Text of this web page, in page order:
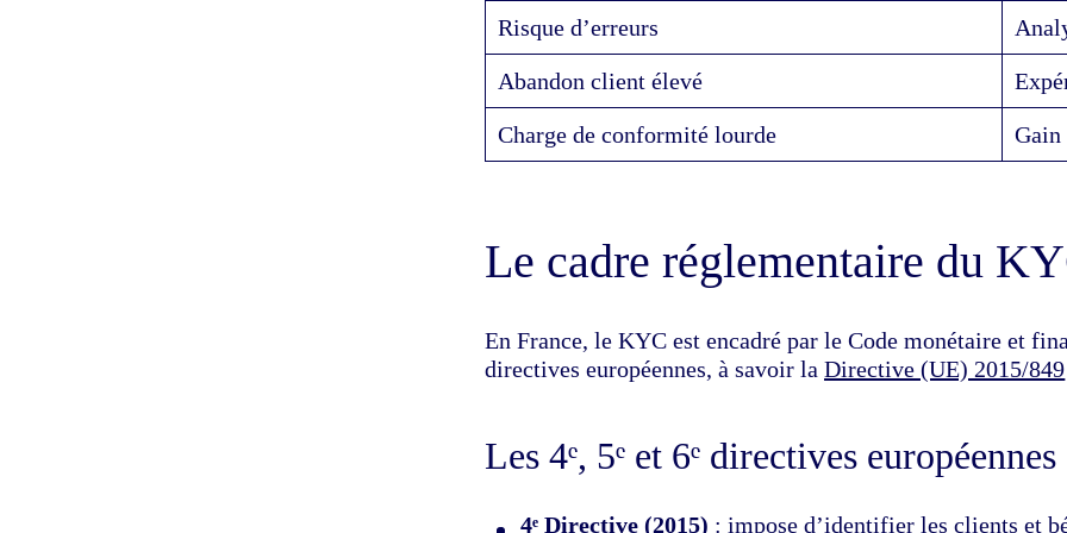
Risque d’erreurs
Abandon client élevé
Charge de conformité lourde
Le cadre réglementaire du
En France, le KYC est encadré par le Code monétaire et
directives européennes, à savoir laDirective (UE) 2015/849
Les 4ᵉ, 5ᵉ et 6ᵉ directives européennes
4ᵉ Directive (2015) : impose d’identifier les clients et